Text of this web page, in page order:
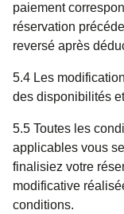
paiement
réservation
reversé après
5.4 Les
des disponibilités
5.5 Toutes les
applicables vous
finalisiez votre
modificative
conditions.